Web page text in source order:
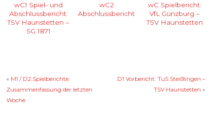
wC1 Spiel- und
Abschlussbericht:
TSV Haunstetten –
SG 1871
wC2
Abschlussbericht
wC Spielbericht:
VfL Günzburg –
TSV Haunstetten
« M1 / D2 Spielberichte:
Zusammenfassung der letzten
Woche
D1 Vorbericht: TuS Steißlingen –
TSV Haunstetten »